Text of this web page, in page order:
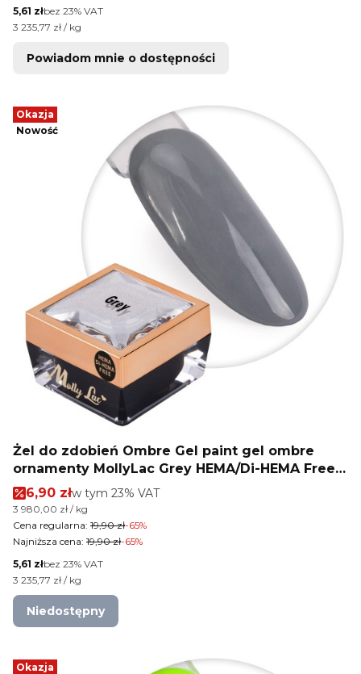
Cena netto
5,61 złbez 23% VAT
Cena jednostkowa netto
3 235,77 zł / kg
Powiadom mnie o dostępności
Okazja
Nowość
Żel do zdobień Ombre Gel paint gel ombre
ornamenty MollyLac Grey HEMA/Di-HEMA Free
Nr 10 5g
Cena promocyjna brutto
6,90 złw tym %s VAT
w tym 23% VAT
Cena jednostkowa brutto
3 980,00 zł / kg
Cena regularna: 19,90 zł-65%
Najniższa cena: 19,90 zł-65%
Cena netto
5,61 złbez 23% VAT
Cena jednostkowa netto
3 235,77 zł / kg
Niedostępny
Okazja